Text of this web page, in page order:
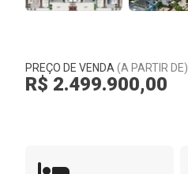
PREÇO DE VENDA (A PARTIR DE)
R$ 2.499.900,00